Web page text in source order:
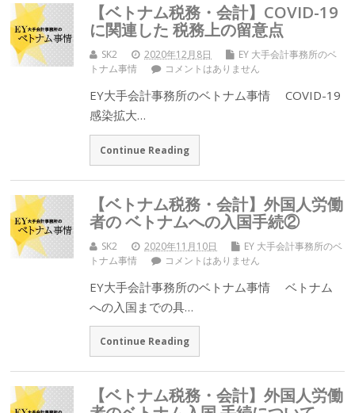
【ベトナム税務・会計】COVID-19
に関連した 税務上の留意点
SK2 2020年12月8日
EY 大手会計事務所のベ
トナム事情
コメントはありません
EY大手会計事務所のベトナム事情 COVID-19
感染拡大…
Continue Reading
【ベトナム税務・会計】外国人労働
者の ベトナムへの入国手続②
SK2 2020年11月10日
EY 大手会計事務所のベ
トナム事情
コメントはありません
EY大手会計事務所のベトナム事情 ベトナム
への入国までの具…
Continue Reading
【ベトナム税務・会計】外国人労働